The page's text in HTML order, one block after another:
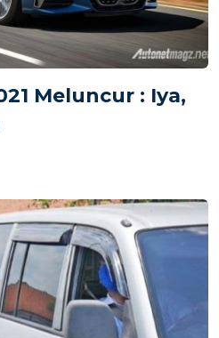
Meluncur : Iya,